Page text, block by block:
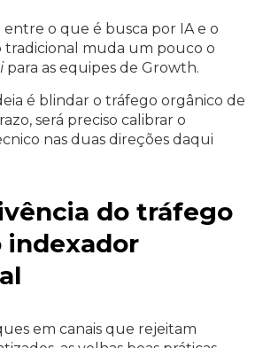
entre o que é busca por IA e o
tradicional muda um pouco o
para as equipes de Growth.
é blindar o tráfego orgânico de
será preciso calibrar o
nas duas direções daqui
do tráfego
indexador
em canais que rejeitam